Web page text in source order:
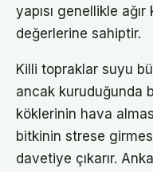
yapısı genellikle
değerlerine sahiptir.
Killi topraklar suyu
ancak kuruduğunda
köklerinin hava
bitkinin strese
davetiye çıkarır.